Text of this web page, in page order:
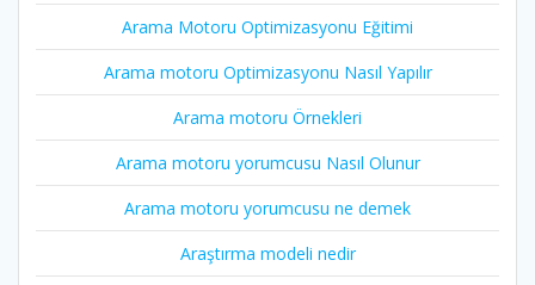
Arama Motoru Optimizasyonu Eğitimi
Arama motoru Optimizasyonu Nasıl Yapılır
Arama motoru Örnekleri
Arama motoru yorumcusu Nasıl Olunur
Arama motoru yorumcusu ne demek
Araştırma modeli nedir